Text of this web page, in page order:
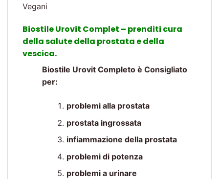
Vegani
Biostile Urovit Complet – prenditi cura
della salute della prostata e della
vescica.
Biostile Urovit Completo è Consigliato
per:
problemi alla prostata
prostata ingrossata
infiammazione della prostata
problemi di potenza
problemi a urinare